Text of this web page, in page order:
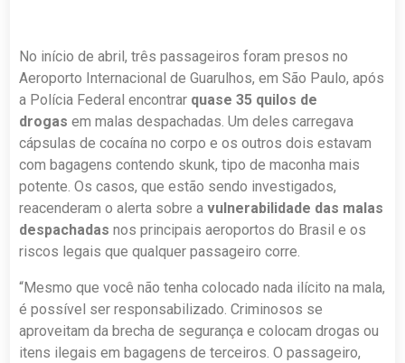
No início de abril, três passageiros foram presos no
Aeroporto Internacional de Guarulhos, em São Paulo, após
a Polícia Federal encontrar quase 35 quilos de
drogas em malas despachadas. Um deles carregava
cápsulas de cocaína no corpo e os outros dois estavam
com bagagens contendo skunk, tipo de maconha mais
potente. Os casos, que estão sendo investigados,
reacenderam o alerta sobre avulnerabilidade das malas
despachadas nos principais aeroportos do Brasil e os
riscos legais que qualquer passageiro corre.
“Mesmo que você não tenha colocado nada ilícito na mala,
é possível ser responsabilizado. Criminosos se
aproveitam da brecha de segurança e colocam drogas ou
itens ilegais em bagagens de terceiros. O passageiro,